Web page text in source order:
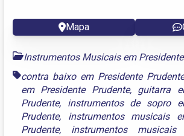
Mapa
Instrumentos Musicais em
contra baixo em Presidente
em Presidente Prudente, guitarra
Prudente, instrumentos de sopro
Prudente, instrumentos musicais
Prudente, instrumentos